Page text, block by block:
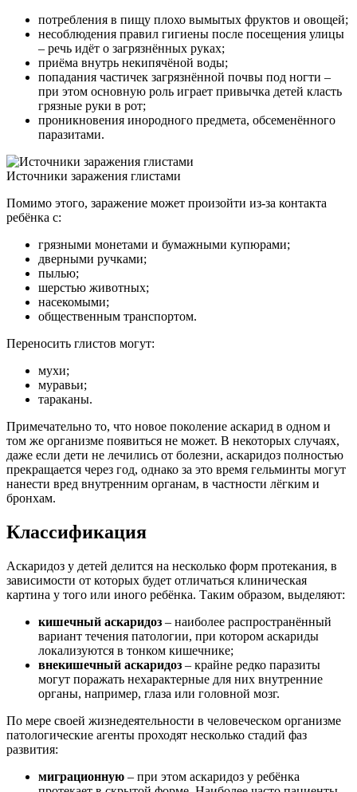
потребления в пищу плохо вымытых фруктов и овощей;
несоблюдения правил гигиены после посещения улицы
– речь идёт о загрязнённых руках;
приёма внутрь некипячёной воды;
попадания частичек загрязнённой почвы под ногти –
при этом основную роль играет привычка детей класть
грязные руки в рот;
проникновения инородного предмета, обсеменённого
паразитами.
Источники заражения глистами
Помимо этого, заражение может произойти из-за контакта
ребёнка с:
грязными монетами и бумажными купюрами;
дверными ручками;
пылью;
шерстью животных;
насекомыми;
общественным транспортом.
Переносить глистов могут:
мухи;
муравьи;
тараканы.
Примечательно то, что новое поколение аскарид в одном и
том же организме появиться не может. В некоторых случаях,
даже если дети не лечились от болезни, аскаридоз полностью
прекращается через год, однако за это время гельминты могут
нанести вред внутренним органам, в частности лёгким и
бронхам.
Классификация
Аскаридоз у детей делится на несколько форм протекания, в
зависимости от которых будет отличаться клиническая
картина у того или иного ребёнка. Таким образом, выделяют:
кишечный аскаридоз – наиболее распространённый
вариант течения патологии, при котором аскариды
локализуются в тонком кишечнике;
внекишечный аскаридоз – крайне редко паразиты
могут поражать нехарактерные для них внутренние
органы, например, глаза или головной мозг.
По мере своей жизнедеятельности в человеческом организме
патологические агенты проходят несколько стадий фаз
развития:
миграционную – при этом аскаридоз у ребёнка